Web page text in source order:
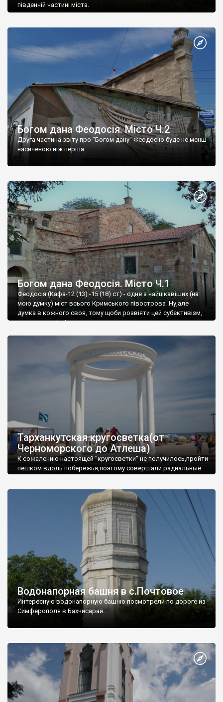
південній частині міста.
Богом дана Феодосія. Місто Ч.2
Друга частина звіту про "Богом дану" Феодосію буде не менш
насиченою ніж перша.
Богом дана Феодосія. Місто Ч.1
Феодосія (Кафа-12 (13) -15 (18) ст) - одне з найцікавіших (на
мою думку) міст всього Кримського півострова .Ну,але
думка в кожного своя, тому щоби розвіяти цей субєктивізм,
запрошую відвідати це
Тарханкутская кругосветка(от
Черноморского до Атлеша)
К сожалению настоящей "кругосветки" не получилось,пройти
пешком вдоль побережья,поэтому совершали радиальные
Водонапорная башня в с.Почтовое
Интересную водонапорную башню посмотрели по дороге из
Симферополя в Бахчисарай.